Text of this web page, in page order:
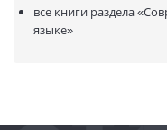
все книги раздела
языке»